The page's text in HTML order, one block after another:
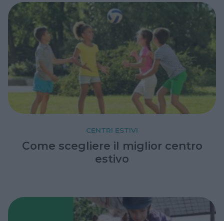
CENTRI ESTIVI
Come scegliere il miglior centro
estivo